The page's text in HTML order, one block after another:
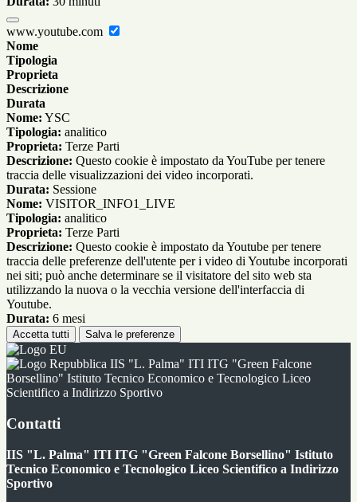
www.youtube.com
Nome
Tipologia
Proprieta
Descrizione
Durata
Nome: YSC
Tipologia: analitico
Proprieta: Terze Parti
Descrizione: Questo cookie è impostato da YouTube per tenere
traccia delle visualizzazioni dei video incorporati.
Durata: Sessione
Nome: VISITOR_INFO1_LIVE
Tipologia: analitico
Proprieta: Terze Parti
Descrizione: Questo cookie è impostato da Youtube per tenere
traccia delle preferenze dell'utente per i video di Youtube incorporati
nei siti; può anche determinare se il visitatore del sito web sta
utilizzando la nuova o la vecchia versione dell'interfaccia di
Youtube.
Durata: 6 mesi
Accetta tutti Salva le preferenze
IIS "L. Palma" ITI ITG "Green Falcone
Borsellino" Istituto Tecnico Economico e Tecnologico Liceo
Scientifico a Indirizzo Sportivo
Contatti
IIS "L. Palma" ITI ITG "Green Falcone Borsellino" Istituto
Tecnico Economico e Tecnologico Liceo Scientifico a Indirizzo
Sportivo